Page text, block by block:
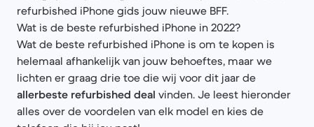
refurbished iPhone gids jouw nieuwe BFF.
Wat is de beste refurbished iPhone in 2022?
Wat de beste refurbished iPhone is om te kopen is
helemaal afhankelijk van jouw behoeftes, maar we
lichten er graag drie toe die wij voor dit jaar de
allerbeste refurbished deal vinden. Je leest hieronder
alles over de voordelen van elk model en kies de